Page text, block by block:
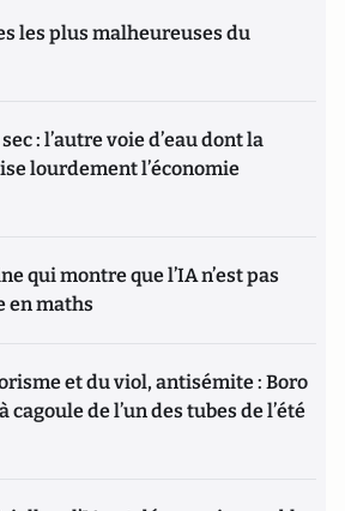
les plus malheureuses du
: l’autre voie d’eau dont la
lourdement l’économie
qui montre que l’IA n’est pas
en maths
et du viol, antisémite : Boro
cagoule de l’un des tubes de l’été